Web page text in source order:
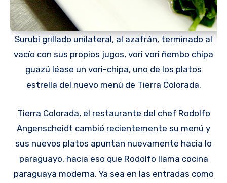
Surubí grillado unilateral, al azafrán, terminado al
vacío con sus propios jugos, vori vori ñembo chipa
guazú léase un vori-chipa, uno de los platos
estrella del nuevo menú de Tierra Colorada.
Tierra Colorada, el restaurante del chef Rodolfo
Angenscheidt cambió recientemente su menú y
sus nuevos platos apuntan nuevamente hacia lo
paraguayo, hacia eso que Rodolfo llama cocina
paraguaya moderna. Ya sea en las entradas como